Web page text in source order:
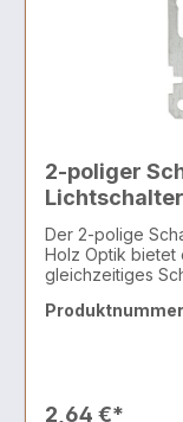
2-poliger
Lichtschalter
Unterputz
Der 2-polige
Holz Optik bietet
gleichzeitiges
vollständige
harmonisch in
2,64 €*